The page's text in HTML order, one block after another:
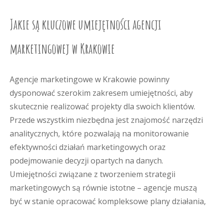
Jakie są kluczowe umiejętności agencji
marketingowej w Krakowie
Agencje marketingowe w Krakowie powinny
dysponować szerokim zakresem umiejętności, aby
skutecznie realizować projekty dla swoich klientów.
Przede wszystkim niezbędna jest znajomość narzędzi
analitycznych, które pozwalają na monitorowanie
efektywności działań marketingowych oraz
podejmowanie decyzji opartych na danych.
Umiejętności związane z tworzeniem strategii
marketingowych są równie istotne – agencje muszą
być w stanie opracować kompleksowe plany działania,